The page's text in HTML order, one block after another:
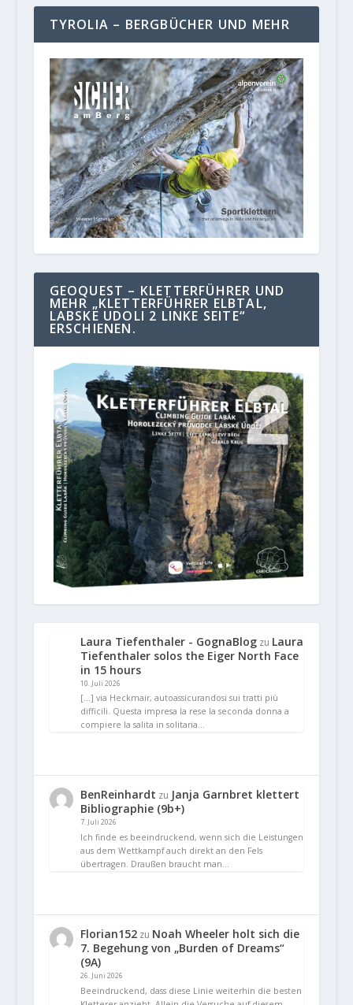
TYROLIA – BERGBÜCHER UND MEHR
GEOQUEST – KLETTERFÜHRER UND
MEHR „KLETTERFÜHRER ELBTAL,
LABSKE UDOLI 2 LINKE SEITE“
ERSCHIENEN.
Laura Tiefenthaler - GognaBlogzu Laura
Tiefenthaler solos the Eiger North Face
in 15 hours
10. Juli 2026
[…] via Heckmair, autoassicurandosi sui tratti più
difficili. Questa impresa la rese la seconda donna a
compiere la salita in solitaria…
BenReinhardt zu Janja Garnbret klettert
Bibliographie (9b+)
7. Juli 2026
Ich finde es beeindruckend, wenn sich die Leistungen
aus dem Wettkampf auch direkt an den Fels
übertragen. Draußen braucht man…
Florian152zu Noah Wheeler holt sich die
7. Begehung von „Burden of Dreams“
(9A)
26. Juni 2026
Beeindruckend, dass diese Linie weiterhin die besten